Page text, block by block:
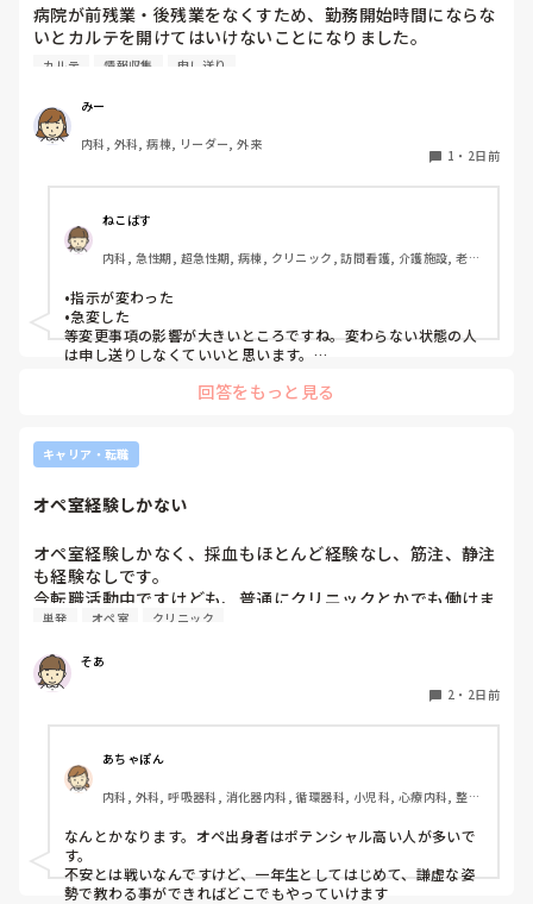
病院が前残業・後残業をなくすため、勤務開始時間にならな
いとカルテを開けてはいけないことになりました。
りと記録に残していない場合はとても困ることが増えまし
た。申し送り自体は存在していますが、後残業もなくす風潮
で、5分以内で終わるように、と言われています。
人にもよるのですが、端的な申し送りのためにこれだけは知
っておきたい内容は何ですか？？
カルテ 情報収集 申し送り
みー
内科, 外科, 病棟, リーダー, 外来
1 ・ 2日前
ねこばす
内科, 急性期, 超急性期, 病棟, クリニック, 訪問看護, 介護施設, 老健
末期, 透析, 保育園・学校, SCU, 派遣, 小規模多機能, 看護多機能
•指示が変わった
•急変した
等変更事項の影響が大きいところですね。変わらない状態の人
は申し送りしなくていいと思います。
Wordで文章を作って渡してました。
回答をもっと見る
キャリア・転職
オペ室経験しかない
オペ室経験しかなく、採血もほとんど経験なし、筋注、静注
も経験なしです。
今転職活動中ですけども、普通にクリニックとかでも働けま
すかね(考えてるところは、眼科や皮膚科あたりです)
もう一つ、単発のバイトもしたいのですがオペ室経験しかな
い人でも働けるようなところはありますかね。
病棟経験も一度もないので色々と不安でいっぱいです。
単発 オペ室 クリニック
そあ
2 ・ 2日前
あちゃぽん
内科, 外科, 呼吸器科, 消化器内科, 循環器科, 小児科, 心療内科, 整形
合診療科, 救急科, 超急性期, ICU, CCU, HCU, その他の科, ママナー
ス, 外来, 神経内科, 脳神経外科, NICU, 消化器外科, 一般病院, 慢性
なんとかなります。オペ出身者はポテンシャル高い人が多いで
す。
不安とは戦いなんですけど、一年生としてはじめて、謙虚な姿
勢で教わる事ができればどこでもやっていけます